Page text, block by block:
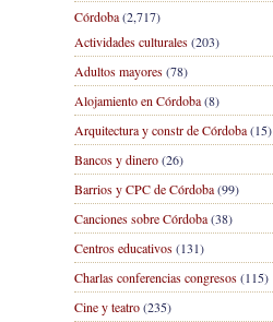
Córdoba(2,717)
Actividades culturales(203)
Adultos mayores(78)
Alojamiento en Córdoba(8)
Arquitectura y constr de Córdoba(15)
Bancos y dinero(26)
Barrios y CPC de Córdoba(99)
Canciones sobre Córdoba(38)
Centros educativos(131)
Charlas conferencias congresos(115)
Cine y teatro(235)